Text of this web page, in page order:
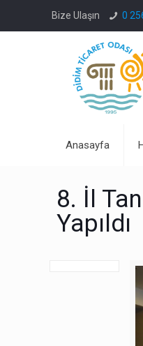
Bize Ulaşın 0
Anasayfa
8. İl
Yapıldı